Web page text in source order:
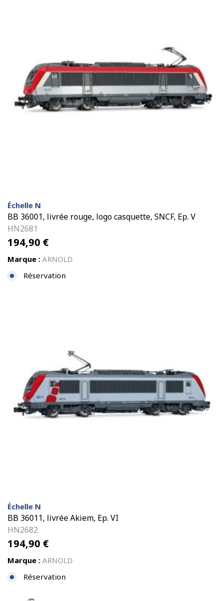
Échelle N
BB 36001, livrée rouge, logo casquette, SNCF, Ep. V
HN2681
194,90 €
Marque : ARNOLD
Réservation
Échelle N
BB 36011, livrée Akiem, Ep. VI
HN2682
194,90 €
Marque : ARNOLD
Réservation